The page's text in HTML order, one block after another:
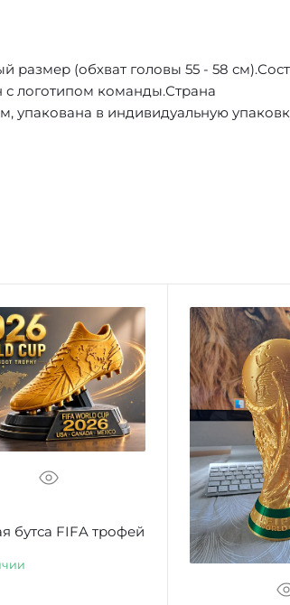
(обхват головы 55 - 58
логотипом команды.Страна
упакована в индивидуальную
бутса FIFA трофей